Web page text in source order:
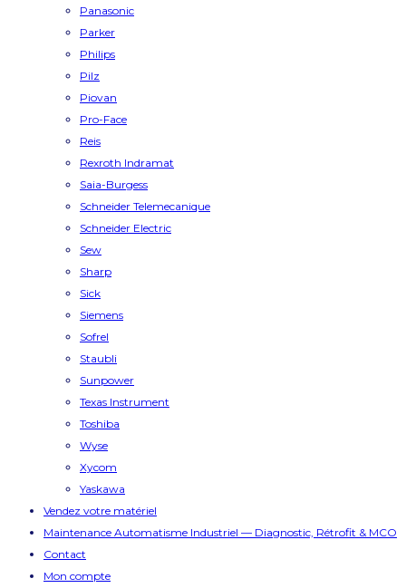
Panasonic
Parker
Philips
Pilz
Piovan
Pro-Face
Reis
Rexroth Indramat
Saia-Burgess
Schneider Telemecanique
Schneider Electric
Sew
Sharp
Sick
Siemens
Sofrel
Staubli
Sunpower
Texas Instrument
Toshiba
Wyse
Xycom
Yaskawa
Vendez votre matériel
Maintenance Automatisme Industriel — Diagnostic, Rétrofit & MCO
Contact
Mon compte